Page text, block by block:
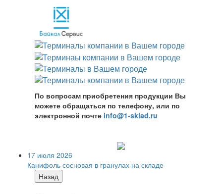
По вопросам приобретения продукции Вы
можете обращаться по телефону, или по
электронной почте info@1-sklad.ru
17 июля 2026
Канифоль сосновая в гранулах на складе
Назад